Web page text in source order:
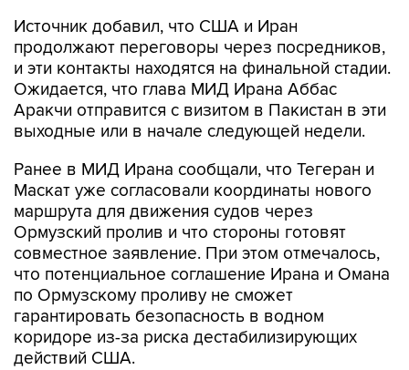
Источник добавил, что США и Иран
продолжают переговоры через посредников,
и эти контакты находятся на финальной стадии.
Ожидается, что глава МИД Ирана Аббас
Аракчи отправится с визитом в Пакистан в эти
выходные или в начале следующей недели.
Ранее в МИД Ирана сообщали, что Тегеран и
Маскат уже согласовали координаты нового
маршрута для движения судов через
Ормузский пролив и что стороны готовят
совместное заявление. При этом отмечалось,
что потенциальное соглашение Ирана и Омана
по Ормузскому проливу не сможет
гарантировать безопасность в водном
коридоре из-за риска дестабилизирующих
действий США.